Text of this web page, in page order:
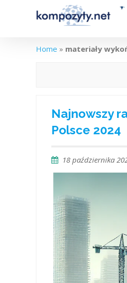
Home » materiały
Najnowszy
Polsce 2024
18 października